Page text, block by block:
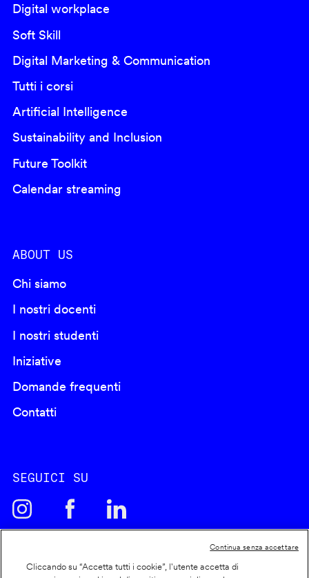
Digital workplace
Soft Skill
Digital Marketing & Communication
Tutti i corsi
Artificial Intelligence
Sustainability and Inclusion
Future Toolkit
Calendar streaming
ABOUT US
Chi siamo
I nostri docenti
I nostri studenti
Iniziative
Domande frequenti
Contatti
SEGUICI SU
Cliccando su “Accetta tutti i cookie”, l'utente accetta di
Continua senza accettare